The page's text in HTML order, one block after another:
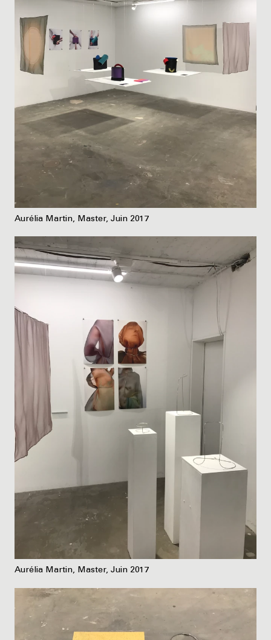
Aurélia Martin, Master, Juin 2017
Aurélia Martin, Master, Juin 2017